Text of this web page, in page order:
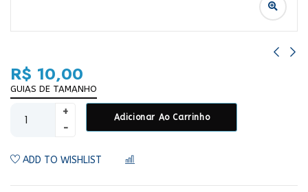
R$ 10,00
GUIAS DE TAMANHO
Adicionar Ao Carrinho
ADD TO WISHLIST